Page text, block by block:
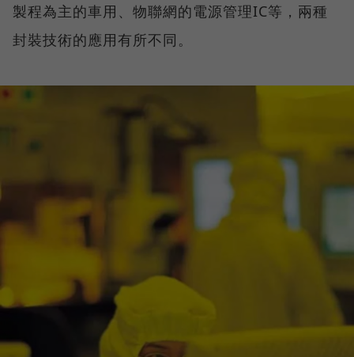
製程為主的車用、物聯網的電源管理IC等，兩種
封裝技術的應用有所不同。